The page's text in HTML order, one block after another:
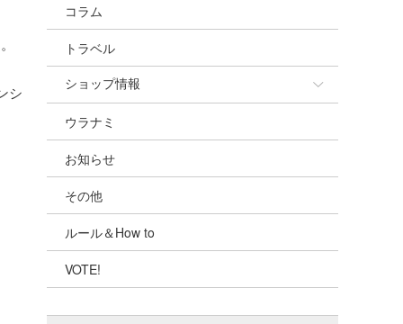
シ
コラム
トラベル
ショップ情報
ショップ情報
湘南
千葉北
伊豆
千葉南
ウラナミ
お知らせ
その他
ルール＆How to
VOTE!